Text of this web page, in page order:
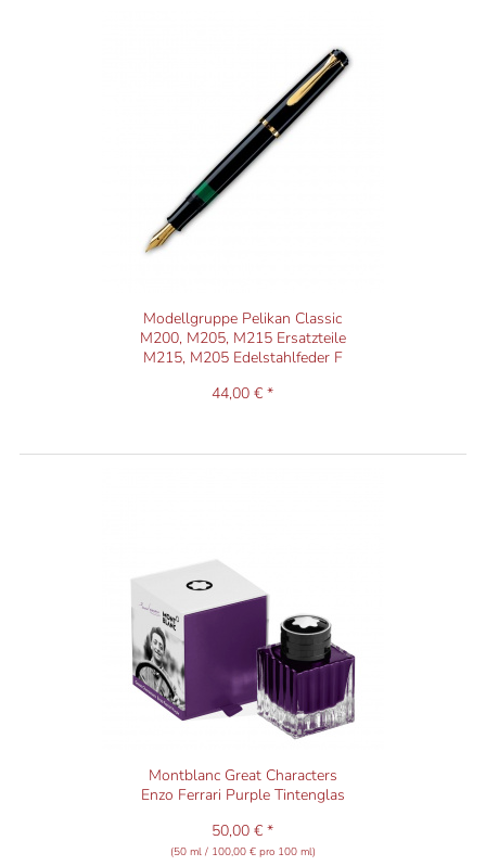
Modellgruppe Pelikan Classic
M200, M205, M215 Ersatzteile
M215, M205 Edelstahlfeder F
44,00 € *
Montblanc Great Characters
Enzo Ferrari Purple Tintenglas
50,00 € *
(50 ml / 100,00 € pro 100 ml)